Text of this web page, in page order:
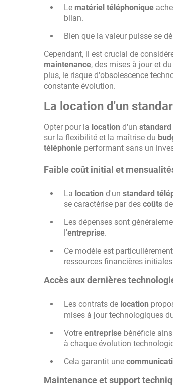
Le matériel téléphonique
bilan.
Bien que la valeur puisse se
Cependant, il est crucial de
maintenance, des mises à jour et
plus, le risque d'obsolescence
constante évolution.
La location d'un
Opter pour la location d'un
sur la flexibilité et la maîtrise du
téléphonie performant sans un
Faible coût initial et
La location d'un standard
se caractérise par des coûts
Les dépenses sont
l'entreprise.
Ce modèle est
ressources financières
Accès aux dernières
Les contrats de location
mises à jour technologiques
Votre entreprise bénéficie
à chaque évolution
Cela garantit une
Maintenance et support